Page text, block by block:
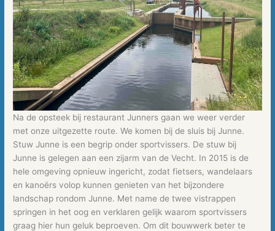
Na de opsteek bij restaurant Junners gaan we weer verder
met onze uitgezette route. We komen bij de sluis bij Junne.
Stuw Junne is een begrip onder sportvissers. De stuw bij
Junne is gelegen aan een zijarm van de Vecht. In 2015 is de
hele omgeving opnieuw ingericht, zodat fietsers, wandelaars
en kanoërs volop kunnen genieten van het bijzondere
landschap rondom Junne. Met name de twee vistrappen
springen in het oog en verklaren gelijk waarom sportvissers
graag hier hun geluk beproeven. Om dit bouwwerk beter te